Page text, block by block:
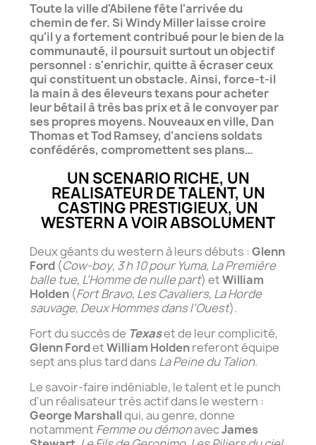
Toute la ville d'Abilene fête l'arrivée du
chemin de fer. Si Windy Miller laisse croire
qu'il y a fortement contribué pour le bien de la
communauté, il poursuit surtout un objectif
personnel : s'enrichir, quitte à écraser ceux
qui constituent un obstacle. Ainsi, force-t-il
la main à des éleveurs texans pour acheter
leur bétail à très bas prix et à le convoyer par
ses propres moyens. Nouveaux en ville, Dan
Thomas et Tod Ramsey, d'anciens soldats
confédérés, compromettent ses plans…
UN SCENARIO RICHE, UN
REALISATEUR DE TALENT, UN
CASTING PRESTIGIEUX, UN
WESTERN A VOIR ABSOLUMENT
Deux géants du western à leurs débuts :Glenn
Ford (Cow-boy, 3 h 10 pour Yuma, La Première
balle tue, L'Homme de nulle part) etWilliam
Holden (Fort Bravo, Les Cavaliers, La Horde
sauvage, Deux Hommes dans l'Ouest).
Fort du succès de Texaset de leur complicité,
Glenn FordetWilliam Holdenreferont équipe
sept ans plus tard dans La Peine du Talion.
Le savoir-faire indéniable, le talent et le punch
d'un réalisateur très actif dans le western :
George Marshallqui, au genre, donne
notamment Femme ou démonavecJames